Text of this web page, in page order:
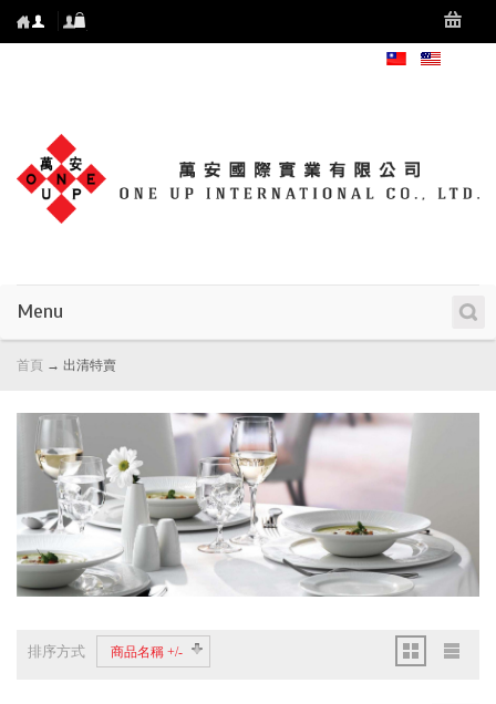
Menu
首頁 → 出清特賣
排序方式 商品名稱 +/-